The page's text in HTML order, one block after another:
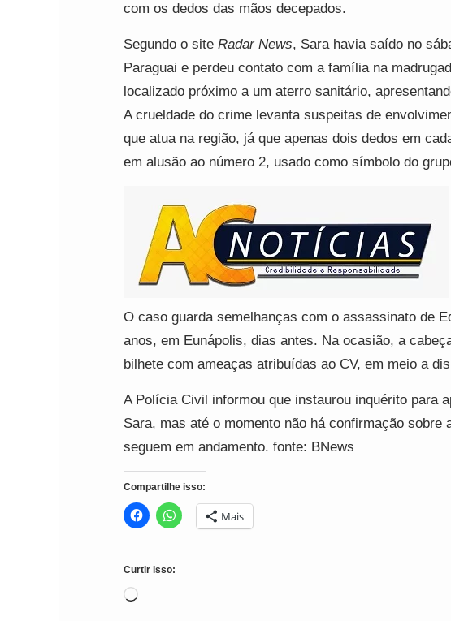
com os dedos das mãos decepados.
Segundo o site Radar News, Sara havia saído no
Paraguai e perdeu contato com a família na
localizado próximo a um aterro sanitário,
A crueldade do crime levanta suspeitas de
que atua na região, já que apenas dois dedos em
em alusão ao número 2, usado como símbolo do
O caso guarda semelhanças com o assassinato de
anos, em Eunápolis, dias antes. Na ocasião, a
bilhete com ameaças atribuídas ao CV, em meio a
A Polícia Civil informou que instaurou inquérito para
Sara, mas até o momento não há confirmação sobre
seguem em andamento. fonte: BNews
Compartilhe isso:
Mais
Curtir isso:
Carregando...